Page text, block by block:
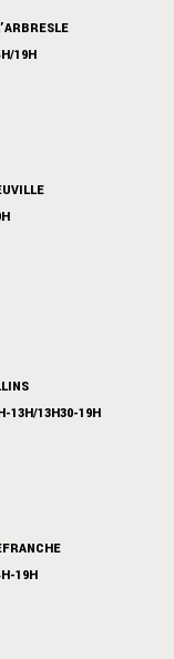
19H
13H/13H30-19H
19H